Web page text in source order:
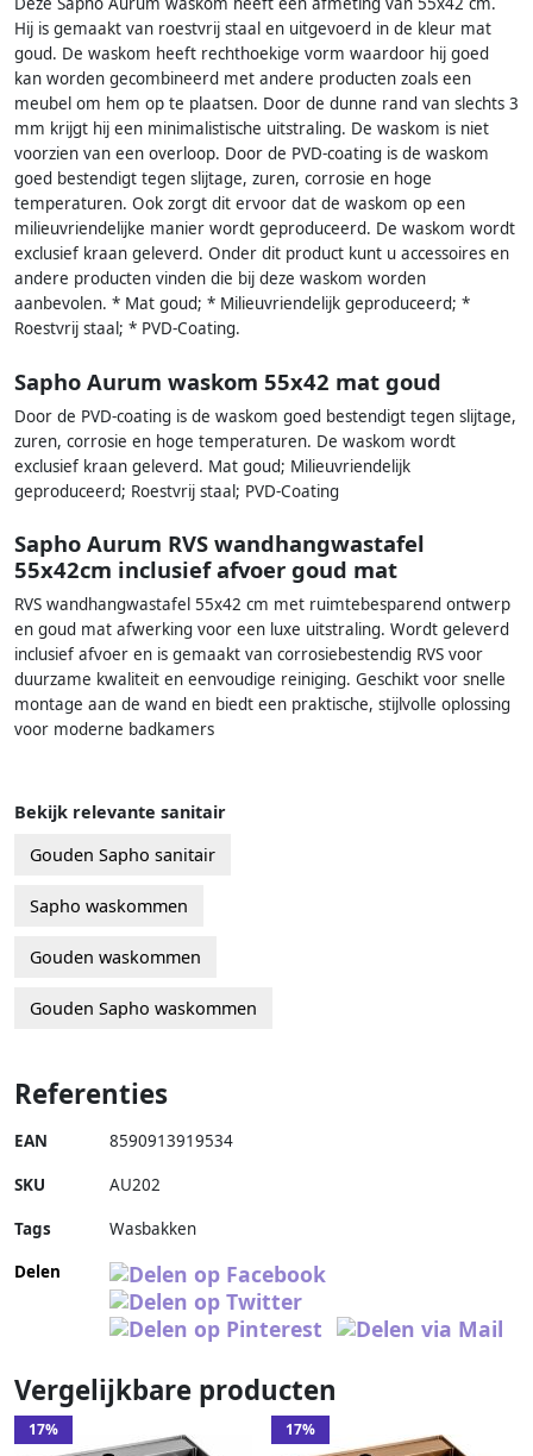
Hij is gemaakt van roestvrij staal en uitgevoerd in de kleur mat
goud. De waskom heeft rechthoekige vorm waardoor hij goed
kan worden gecombineerd met andere producten zoals een
meubel om hem op te plaatsen. Door de dunne rand van slechts 3
mm krijgt hij een minimalistische uitstraling. De waskom is niet
voorzien van een overloop. Door de PVD-coating is de waskom
goed bestendigt tegen slijtage, zuren, corrosie en hoge
temperaturen. Ook zorgt dit ervoor dat de waskom op een
milieuvriendelijke manier wordt geproduceerd. De waskom wordt
exclusief kraan geleverd. Onder dit product kunt u accessoires en
andere producten vinden die bij deze waskom worden
aanbevolen. * Mat goud; * Milieuvriendelijk geproduceerd; *
Roestvrij staal; * PVD-Coating.
Sapho Aurum waskom 55x42 mat goud
Door de PVD-coating is de waskom goed bestendigt tegen slijtage,
zuren, corrosie en hoge temperaturen. De waskom wordt
exclusief kraan geleverd. Mat goud; Milieuvriendelijk
geproduceerd; Roestvrij staal; PVD-Coating
Sapho Aurum RVS wandhangwastafel
55x42cm inclusief afvoer goud mat
RVS wandhangwastafel 55x42 cm met ruimtebesparend ontwerp
en goud mat afwerking voor een luxe uitstraling. Wordt geleverd
inclusief afvoer en is gemaakt van corrosiebestendig RVS voor
duurzame kwaliteit en eenvoudige reiniging. Geschikt voor snelle
montage aan de wand en biedt een praktische, stijlvolle oplossing
voor moderne badkamers
Bekijk relevante sanitair
Gouden Sapho sanitair
Sapho waskommen
Gouden waskommen
Gouden Sapho waskommen
Referenties
EAN 8590913919534
SKU AU202
Tags
Wasbakken
Delen
Vergelijkbare producten
17% 17%